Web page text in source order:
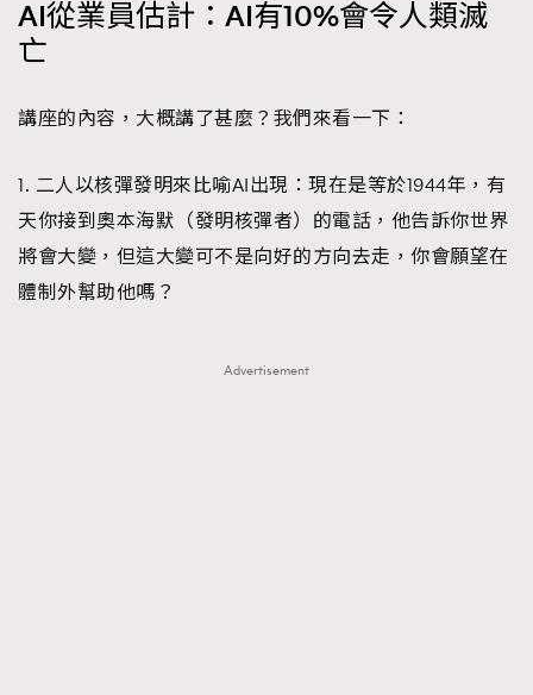
TRENDING
AFrenchMind
DressLikeAParisienne
EmpowerF
AI從業員估計：AI有10%會令人類滅
亡
講座的內容，大概講了甚麼？我們來看一下：
1. 二人以核彈發明來比喻AI出現：現在是等於1944年，有
天你接到奧本海默（發明核彈者）的電話，他告訴你世界
將會大變，但這大變可不是向好的方向去走，你會願望在
體制外幫助他嗎？
Advertisement